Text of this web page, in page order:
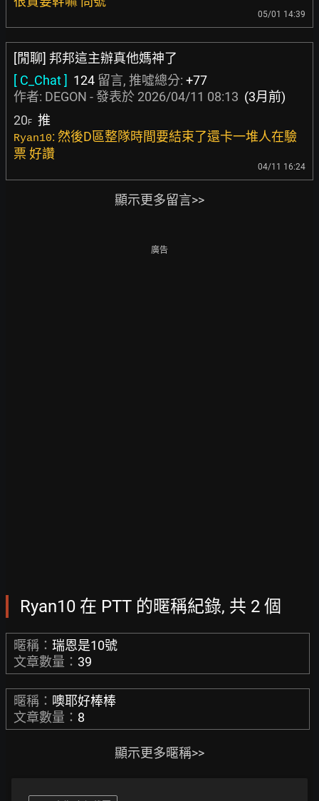
05/01 14:39
[閒聊] 邦邦這主辦真他媽神了
[ C_Chat ] 124 留言, 推噓總分: +77
作者: DEGON - 發表於 2026/04/11 08:13 (3月前)
20F 推
Ryan10: 然後D區整隊時間要結束了還卡一堆人在驗
票 好讚
04/11 16:24
顯示更多留言>>
廣告
Ryan10 在 PTT 的暱稱紀錄, 共 2 個
暱稱： 瑞恩是10號
文章數量： 39
暱稱： 噢耶好棒棒
文章數量： 8
顯示更多暱稱>>